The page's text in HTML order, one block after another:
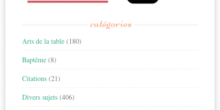
catégories
Arts de la table (180)
Baptême (8)
Citations (21)
Divers sujets (406)